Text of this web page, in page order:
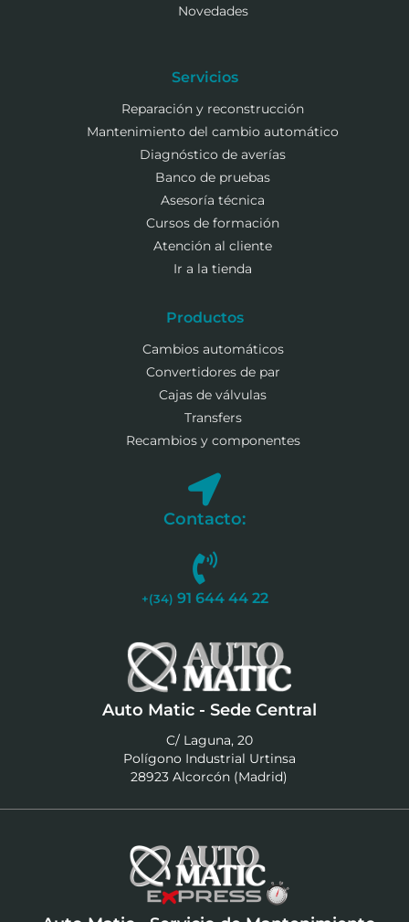
Novedades
Servicios
Reparación y reconstrucción
Mantenimiento del cambio automático
Diagnóstico de averías
Banco de pruebas
Asesoría técnica
Cursos de formación
Atención al cliente
Ir a la tienda
Productos
Cambios automáticos
Convertidores de par
Cajas de válvulas
Transfers
Recambios y componentes
Contacto:
+(34) 91 644 44 22
Auto Matic - Sede Central
C/ Laguna, 20
Polígono Industrial Urtinsa
28923 Alcorcón (Madrid)